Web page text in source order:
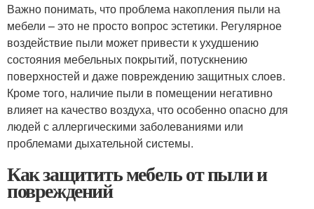
Важно понимать, что проблема накопления пыли на
мебели – это не просто вопрос эстетики. Регулярное
воздействие пыли может привести к ухудшению
состояния мебельных покрытий, потускнению
поверхностей и даже повреждению защитных слоев.
Кроме того, наличие пыли в помещении негативно
влияет на качество воздуха, что особенно опасно для
людей с аллергическими заболеваниями или
проблемами дыхательной системы.
Как защитить мебель от пыли и
повреждений